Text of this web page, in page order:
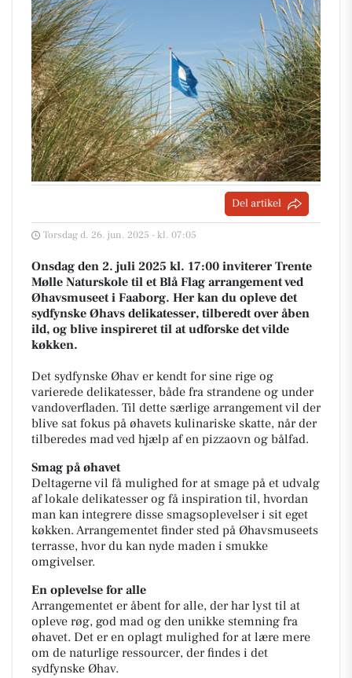
Del artikel
Torsdag d. 26. jun. 2025 - kl. 07:05
Onsdag den 2. juli 2025 kl. 17:00 inviterer Trente
Mølle Naturskole til et Blå Flag arrangement ved
Øhavsmuseet i Faaborg. Her kan du opleve det
sydfynske Øhavs delikatesser, tilberedt over åben
ild, og blive inspireret til at udforske det vilde
køkken.
Det sydfynske Øhav er kendt for sine rige og
varierede delikatesser, både fra strandene og under
vandoverfladen. Til dette særlige arrangement vil der
blive sat fokus på øhavets kulinariske skatte, når der
tilberedes mad ved hjælp af en pizzaovn og bålfad.
Smag på øhavet
Deltagerne vil få mulighed for at smage på et udvalg
af lokale delikatesser og få inspiration til, hvordan
man kan integrere disse smagsoplevelser i sit eget
køkken. Arrangementet finder sted på Øhavsmuseets
terrasse, hvor du kan nyde maden i smukke
omgivelser.
En oplevelse for alle
Arrangementet er åbent for alle, der har lyst til at
opleve røg, god mad og den unikke stemning fra
øhavet. Det er en oplagt mulighed for at lære mere
om de naturlige ressourcer, der findes i det
sydfynske Øhav.